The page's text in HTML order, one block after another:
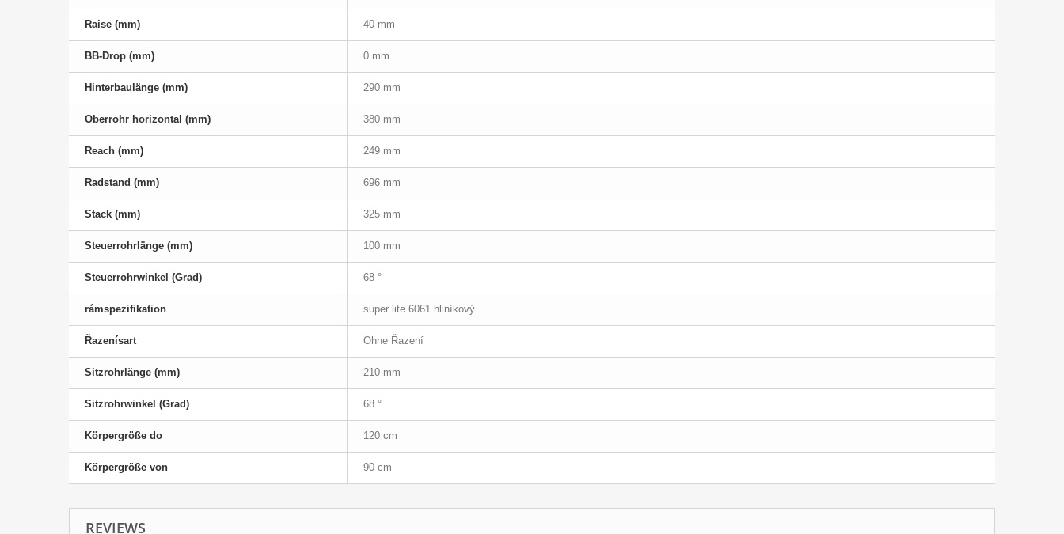
Raise (mm) 40 mm
BB-Drop (mm) 0 mm
Hinterbaulänge (mm) 290 mm
Oberrohr horizontal (mm) 380 mm
Reach (mm) 249 mm
Radstand (mm) 696 mm
Stack (mm) 325 mm
Steuerrohrlänge (mm) 100 mm
Steuerrohrwinkel (Grad) 68 °
rámspezifikation super lite 6061 hliníkový
Řazenísart Ohne Řazení
Sitzrohrlänge (mm) 210 mm
Sitzrohrwinkel (Grad) 68 °
Körpergröße do 120 cm
Körpergröße von 90 cm
REVIEWS